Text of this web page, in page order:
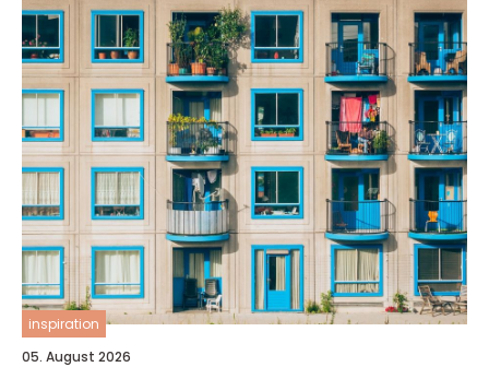
inspiration
05. August 2026